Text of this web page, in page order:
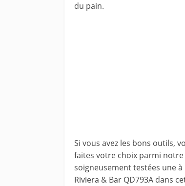
du pain.
Si vous avez les bons outils,
faites votre choix parmi
soigneusement testées une
Riviera & Bar QD793A dans